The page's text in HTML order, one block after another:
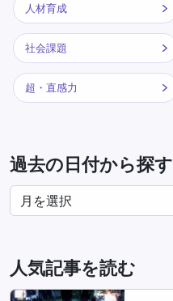
人材育成
社会課題
超・直感力
過去の日付から探す
人気記事を読む